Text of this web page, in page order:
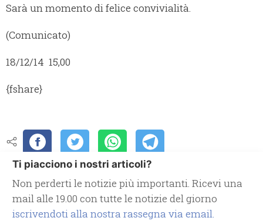
Sarà un momento di felice convivialità.
(Comunicato)
18/12/14 15,00
{fshare}
Ti piacciono i nostri articoli?
Non perderti le notizie più importanti. Ricevi una
mail alle 19.00 con tutte le notizie del giorno
iscrivendoti alla nostra rassegna via email.